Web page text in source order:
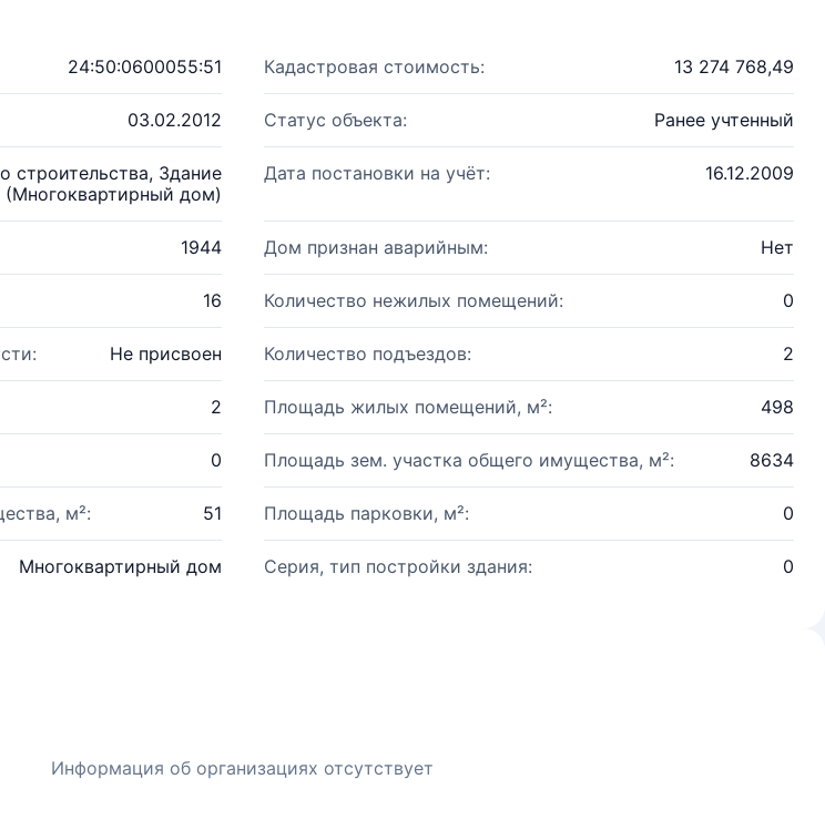
24:50:0600055:51 Кадастровая стоимость: 13 274 768,49
03.02.2012 Статус объекта: Ранее учтенный
строительства, Здание
(Многоквартирный дом)
Дата постановки на учёт: 16.12.2009
1944 Дом признан аварийным: Нет
16 Количество нежилых помещений: 0
Не присвоен Количество подъездов: 2
2 Площадь жилых помещений, м²: 498
0 Площадь зем. участка общего имущества, м²: 8634
м²: 51 Площадь парковки, м²: 0
Многоквартирный дом Серия, тип постройки здания: 0
Информация об организациях отсутствует